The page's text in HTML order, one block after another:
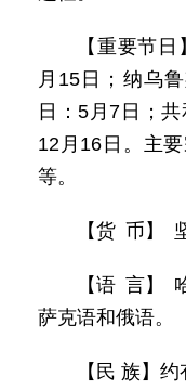
【重要节
月15日；纳乌
日：5月7日；
12月16日。主
等。
【货 币】
【语 言】
萨克语和俄语。
【民 族】